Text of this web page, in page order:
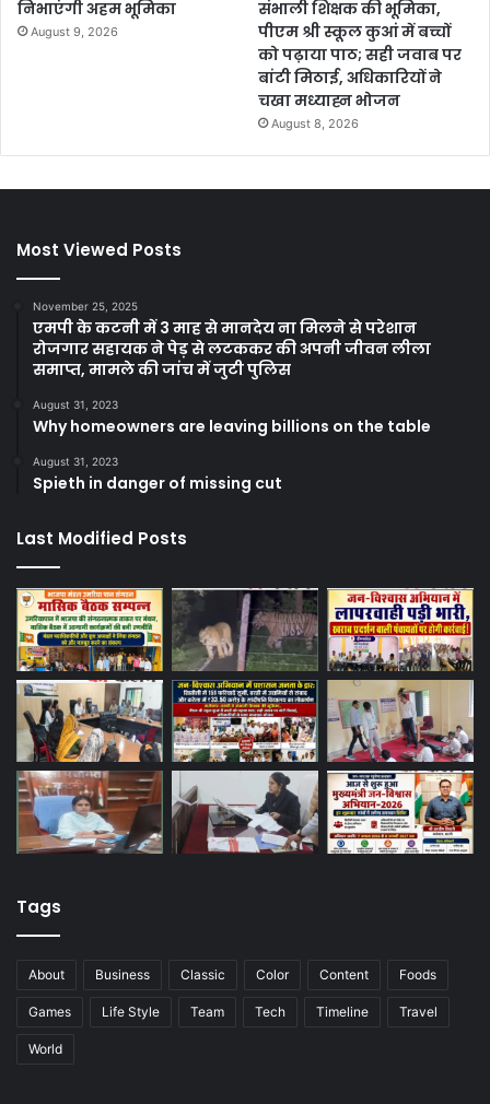
निभाएंगी अहम भूमिका
August 9, 2026
संभाली शिक्षक की भूमिका,
पीएम श्री स्कूल कुआं में बच्चों
को पढ़ाया पाठ; सही जवाब पर
बांटी मिठाई, अधिकारियों ने
चखा मध्याह्न भोजन
August 8, 2026
Most Viewed Posts
November 25, 2025
एमपी के कटनी में 3 माह से मानदेय ना मिलने से परेशान
रोजगार सहायक ने पेड़ से लटककर की अपनी जीवन लीला
समाप्त, मामले की जांच में जुटी पुलिस
August 31, 2023
Why homeowners are leaving billions on the table
August 31, 2023
Spieth in danger of missing cut
Last Modified Posts
Tags
About Business Classic Color Content Foods
Games Life Style Team Tech Timeline Travel
World